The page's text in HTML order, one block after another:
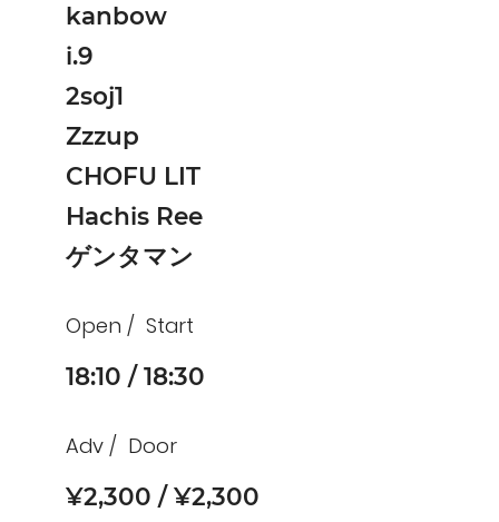
kanbow
i.9
2soj1
Zzzup
CHOFU LIT
Hachis Ree
ゲンタマン
Open Start
18:10 18:30
Adv Door
¥2,300 ¥2,300